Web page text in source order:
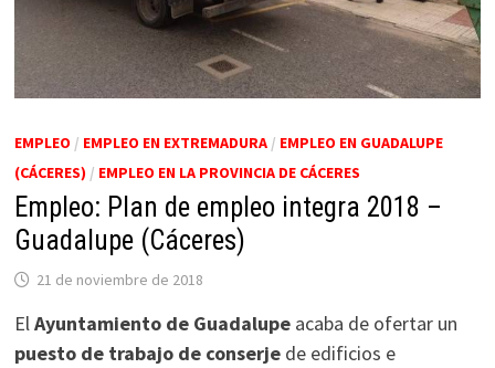
EMPLEO / EMPLEO EN EXTREMADURA/ EMPLEO EN GUADALUPE
(CÁCERES) / EMPLEO EN LA PROVINCIA DE CÁCERES
Empleo: Plan de empleo integra 2018 –
Guadalupe (Cáceres)
21 de noviembre de 2018
ElAyuntamiento de Guadalupeacaba de ofertar un
puesto de trabajo de conserjede edificios e